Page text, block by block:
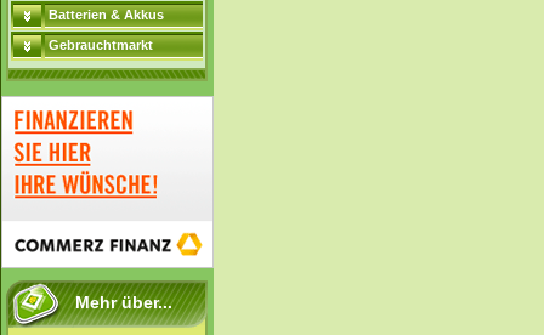
Batterien & Akkus
Gebrauchtmarkt
Mehr über...